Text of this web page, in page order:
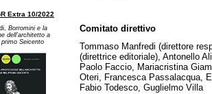
Extra 10/2022
Borromini e la
dell’architetto a
Seicento
Comitato direttivo
Tommaso Manfredi (direttore
(direttrice editoriale), Antonello
Paolo Faccio, Mariacristina
Oteri, Francesca Passalacqua,
Fabio Todesco, Guglielmo Villa